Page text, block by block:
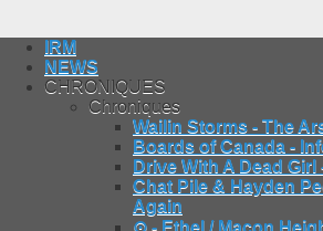
IRM
NEWS
CHRONIQUES
Chroniques
Wailin Storms - The
Boards of Canada -
Drive With A Dead
Chat Pile & Hayden
Again
⊙ - Ethel / Macon